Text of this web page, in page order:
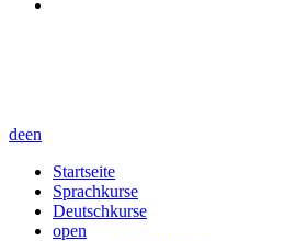
deen
Startseite
Sprachkurse
Deutschkurse
open